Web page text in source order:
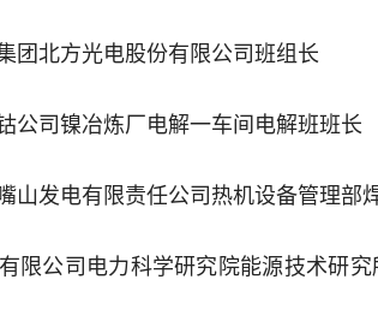
团北方光电股份有限公司班组长
公司镍冶炼厂电解一车间电解班班长
山发电有限责任公司热机设备管理部
限公司电力科学研究院能源技术研究